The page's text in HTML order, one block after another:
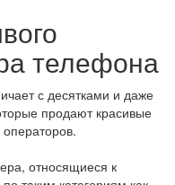
телефона
с десятками и даже
продают красивые
относящиеся к